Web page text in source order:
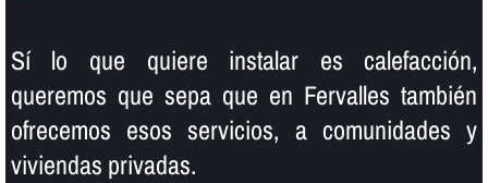
Sí­ lo que quiere instalar es calefacción,
queremos que sepa que en Fervalles también
ofrecemos esos servicios, a comunidades y
viviendas privadas.